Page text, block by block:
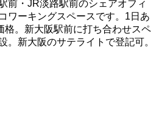
前・JR淡路駅前のシェアオフィ
ワーキングスペースです。1日あ
格。新大阪駅前に打ち合わせスペ
。新大阪のサテライトで登記可。